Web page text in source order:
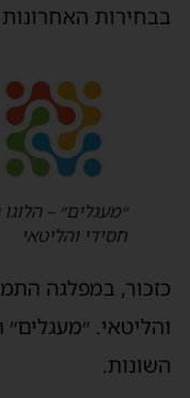
האחרונות
״מעגלים״ – הלוגו
חסידי והליטאי
במפלגה
״מעגלים״